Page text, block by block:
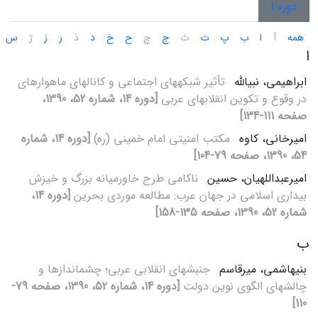
دوره 1
همه آ ا ب پ ت ث ج چ ح خ د ذ ر ز ژ س
ا
ابراهیمی، نبی‏الله تأثیر شبکه‏های اجتماعی و کانال‏های ماهواره‏ای
در وقوع و تکوین انقلاب‏های عربی
[دوره 14، شماره 52، 1390،
صفحه 111-134]
امیرخانی، کاوه مکتب امنیتی امام خمینی (ره)
[دوره 14، شماره
54، 1390، صفحه 79-104]
امیرعبداللهیان، حسین ناکامی طرح خاورمیانه بزرگ و خیزش
بیداری اسلامی در جهان عرب: مطالعه موردی بحرین
[دوره 14،
شماره 52، 1390، صفحه 135-158]
ب
بنی‏هاشمی، میرقاسم جنبش‏های انقلابی عربی؛ چشم‏اندازها و
چالش‏های الگوی نوین دولت
[دوره 14، شماره 52، 1390، صفحه 79-
110]